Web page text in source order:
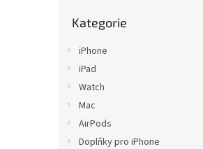
kategorie
Kategorie
iPhone
iPad
Watch
Mac
AirPods
Doplňky pro iPhone